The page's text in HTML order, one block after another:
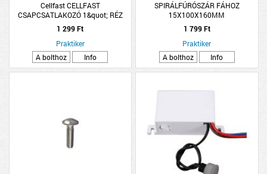
Cellfast CELLFAST
CSAPCSATLAKOZÓ 1&quot; RÉZ
1 299 Ft
Praktiker
A bolthoz
Info
SPIRÁLFÚRÓSZÁR FÁHOZ
15X100X160MM
1 799 Ft
Praktiker
A bolthoz
Info